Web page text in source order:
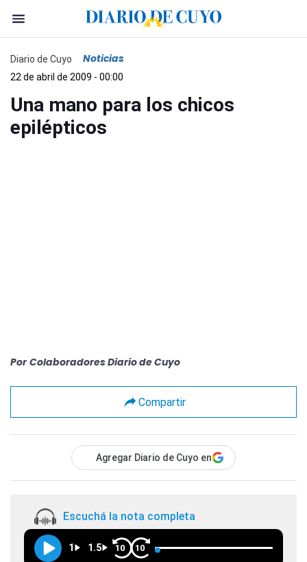
Diario de Cuyo Noticias
22 de abril de 2009 - 00:00
Una mano para los chicos
epilépticos
Por Colaboradores Diario de Cuyo
Compartir
Agregar Diario de Cuyo en
Escuchá la nota completa
1 1.5 10 10